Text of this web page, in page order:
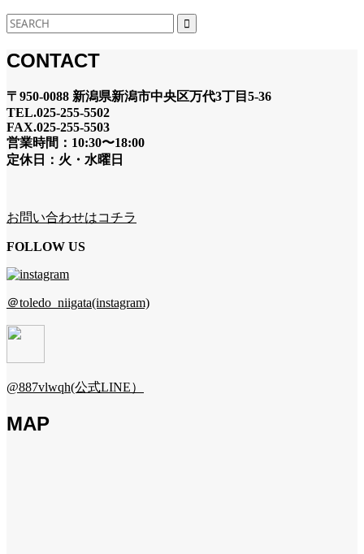
CONTACT
〒950-0088 新潟県新潟市中央区万代3丁目5-36
TEL.025-255-5502
FAX.025-255-5503
営業時間：10:30〜18:00
定休日：火・水曜日
お問い合わせはコチラ
FOLLOW US
＠toledo_niigata(instagram)
@887vlwqh(公式LINE）
MAP